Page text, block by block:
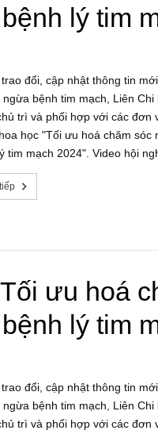
lý tim
đổi, cập nhật thông tin
ngừa bệnh tim mạch, Liên Chi
trì và phối hợp với các đơn
học "Tối ưu hoá chăm sóc
tim mạch 2024". Video hội
ưu hoá
lý tim
đổi, cập nhật thông tin
ngừa bệnh tim mạch, Liên Chi
trì và phối hợp với các đơn